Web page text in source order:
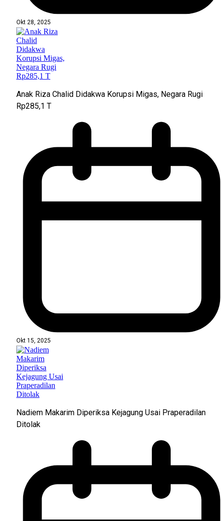
Okt 28, 2025
Anak Riza Chalid Didakwa Korupsi Migas, Negara Rugi
Rp285,1 T
Okt 15, 2025
Nadiem Makarim Diperiksa Kejagung Usai Praperadilan
Ditolak